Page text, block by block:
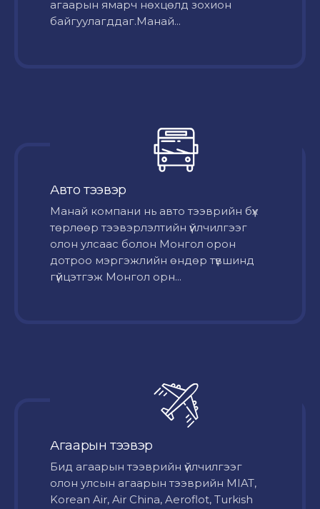
агаарын ямарч нөхцөлд зохион
байгуулагддаг.Манай...
Авто тээвэр
Mанай компани нь авто тээврийн бүх
төрлөөр тээвэрлэлтийн үйлчилгээг
олон улсаас болон Монгол орон
дотроо мэргэжлийн өндөр түвшинд
гүйцэтгэж Монгол орн...
Агаарын тээвэр
Бид агаарын тээврийн үйлчилгээг
олон улсын агаарын тээврийн MIAT,
Korean Air, Air China, Aeroflot, Turkish